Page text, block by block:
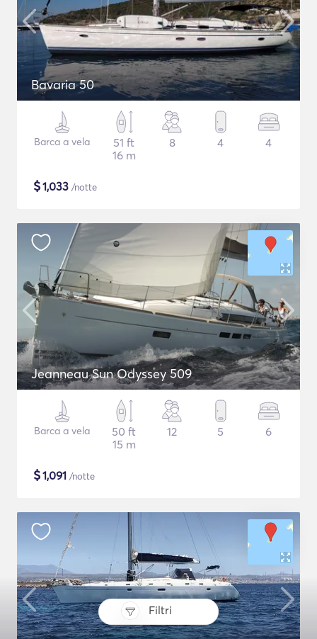
Filtri
Bavaria 50
Barca a vela
51 ft
16 m
8 4 4
$1,033 /notte
Jeanneau Sun Odyssey 509
Barca a vela
50 ft
15 m
12 5 6
$1,091 /notte